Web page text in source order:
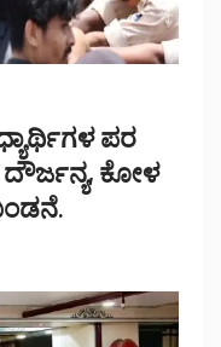
ಪರ
ದೌರ್ಜನ್ಯ, ಕೋಳ